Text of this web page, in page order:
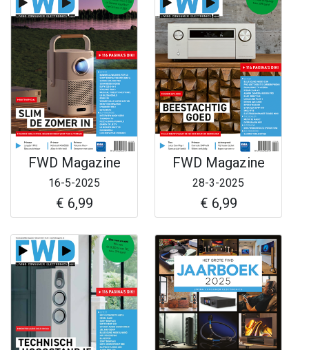
FWD Magazine
16-5-2025
€ 6,99
FWD Magazine
28-3-2025
€ 6,99